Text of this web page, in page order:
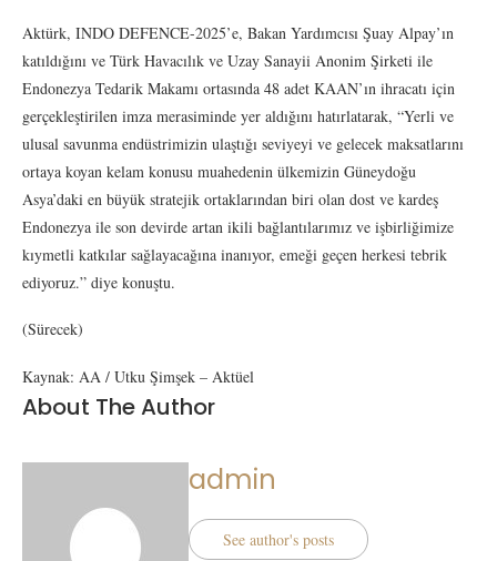
Aktürk, INDO DEFENCE-2025’e, Bakan Yardımcısı Şuay Alpay’ın
katıldığını ve Türk Havacılık ve Uzay Sanayii Anonim Şirketi ile
Endonezya Tedarik Makamı ortasında 48 adet KAAN’ın ihracatı için
gerçekleştirilen imza merasiminde yer aldığını hatırlatarak, “Yerli ve
ulusal savunma endüstrimizin ulaştığı seviyeyi ve gelecek maksatlarını
ortaya koyan kelam konusu muahedenin ülkemizin Güneydoğu
Asya’daki en büyük stratejik ortaklarından biri olan dost ve kardeş
Endonezya ile son devirde artan ikili bağlantılarımız ve işbirliğimize
kıymetli katkılar sağlayacağına inanıyor, emeği geçen herkesi tebrik
ediyoruz.” diye konuştu.
(Sürecek)
Kaynak: AA / Utku Şimşek – Aktüel
About The Author
admin
See author's posts